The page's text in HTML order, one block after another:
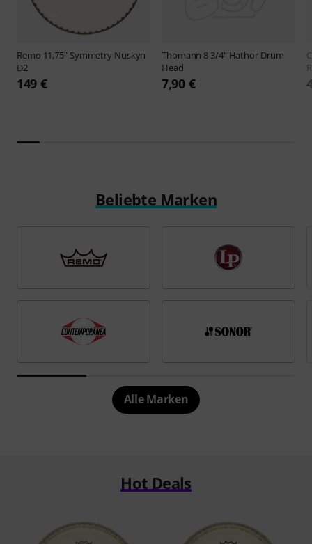
Remo 11,75" Symmetry Nuskyn
D2
149 €
Thomann 8 3/4" Hathor Drum
Head
7,90 €
Beliebte Marken
Alle Marken
Hot Deals